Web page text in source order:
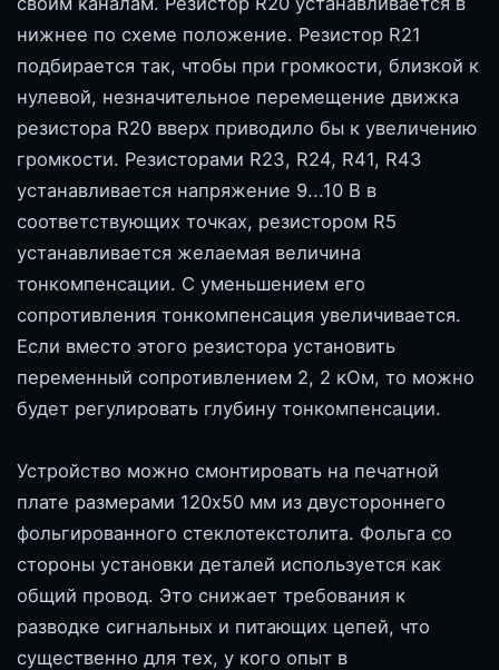
нижнее по схеме положение. Резистор R21
подбирается так, чтобы при громкости, близкой к
нулевой, незначительное перемещение движка
резистора R20 вверх приводило бы к увеличению
громкости. Резисторами R23, R24, R41, R43
устанавливается напряжение 9...10 В в
соответствующих точках, резистором R5
устанавливается желаемая величина
тонкомпенсации. С уменьшением его
сопротивления тонкомпенсация увеличивается.
Если вместо этого резистора установить
переменный сопротивлением 2, 2 кОм, то можно
будет регулировать глубину тонкомпенсации.
Устройство можно смонтировать на печатной
плате размерами 120x50 мм из двустороннего
фольгированного стеклотекстолита. Фольга со
стороны установки деталей используется как
общий провод. Это снижает требования к
разводке сигнальных и питающих цепей, что
существенно для тех, у кого опыт в